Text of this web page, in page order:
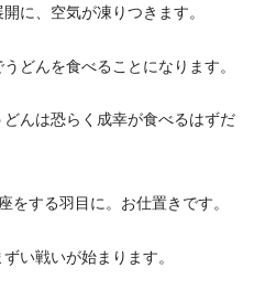
に、空気が凍りつきます。
どんを食べることになります。
んは恐らく成幸が食べるはずだ
をする羽目に。お仕置きです。
い戦いが始まります。